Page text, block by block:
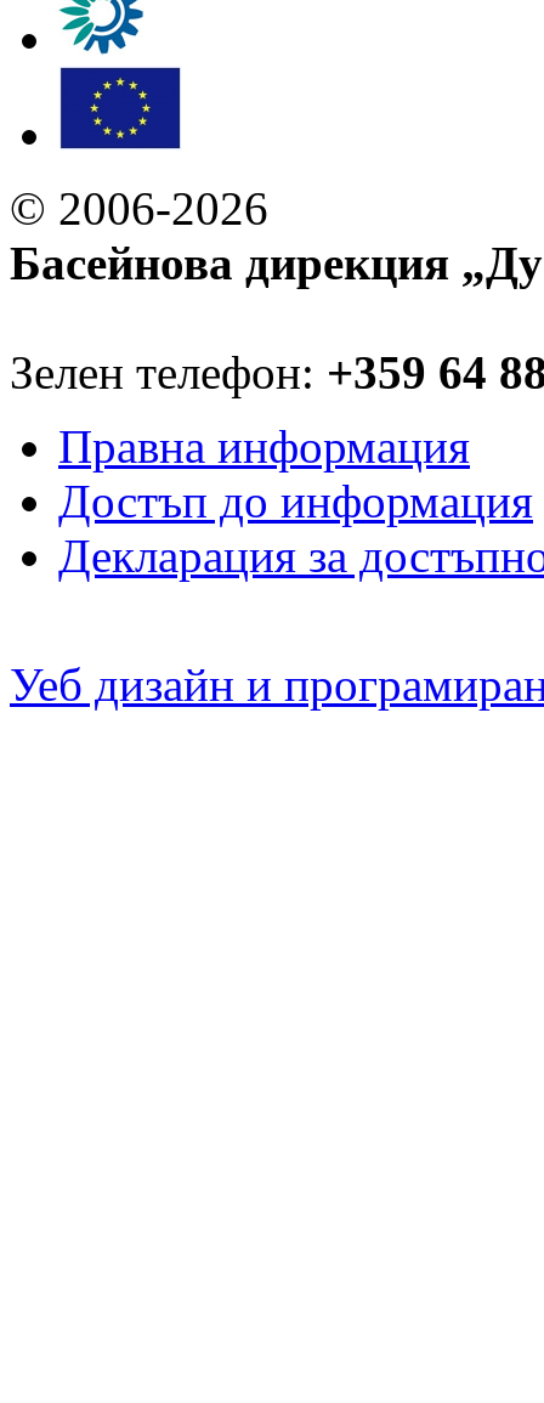
© 2006-2026
Басейнова дирекция
Зелен телефон: +359 64
Правна информация
Достъп до информация
Декларация за
Уеб дизайн и